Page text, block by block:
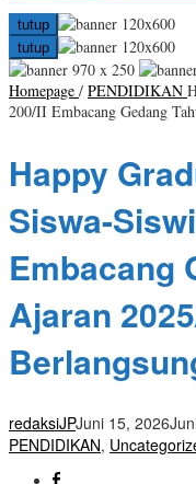
tutup
tutup
Homepage / PENDIDIKAN
200/II Embacang Gedang
Happy
Siswa-
Embacang
Ajaran
redaksiJPJuni 15, 2026
PENDIDIKAN,